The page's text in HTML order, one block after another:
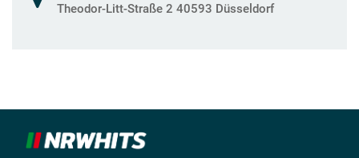
Theodor-Litt-Straße 2 40593 Düsseldorf